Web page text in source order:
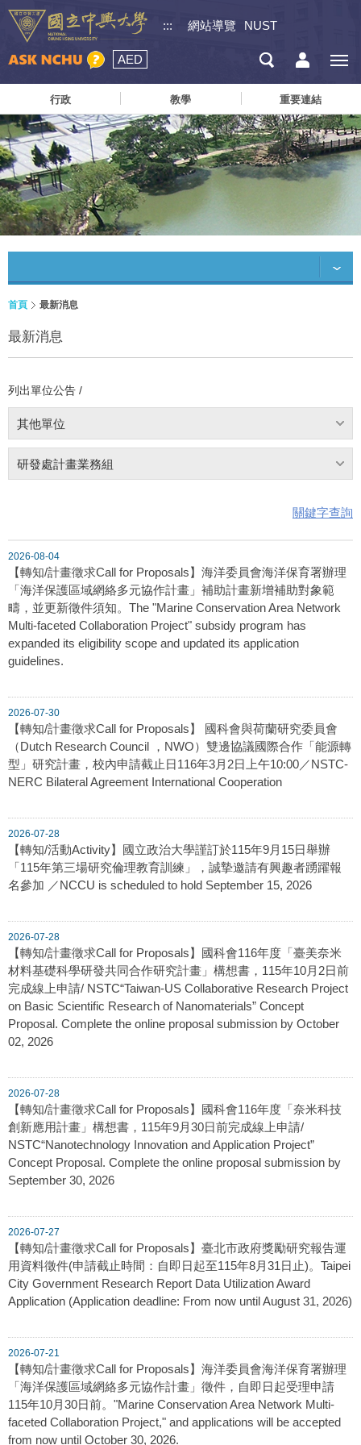
::: 網站導覽 NUST
AED
行政 教學 重要連結
首頁 最新消息
最新消息
列出單位公告 /
其他單位
研發處計畫業務組
關鍵字查詢
2026-08-04
【轉知/計畫徵求Call for Proposals】海洋委員會海洋保育署辦理
「海洋保護區域網絡多元協作計畫」補助計畫新增補助對象範
疇，並更新徵件須知。The "Marine Conservation Area Network
Multi-faceted Collaboration Project" subsidy program has
expanded its eligibility scope and updated its application
guidelines.
2026-07-30
【轉知/計畫徵求Call for Proposals】 國科會與荷蘭研究委員會
（Dutch Research Council ，NWO）雙邊協議國際合作「能源轉
型」研究計畫，校內申請截止日116年3月2日上午10:00／NSTC-
NERC Bilateral Agreement International Cooperation
2026-07-28
【轉知/活動Activity】國立政治大學謹訂於115年9月15日舉辦
「115年第三場研究倫理教育訓練」，誠摯邀請有興趣者踴躍報
名參加 ／NCCU is scheduled to hold September 15, 2026
2026-07-28
【轉知/計畫徵求Call for Proposals】國科會116年度「臺美奈米
材料基礎科學研發共同合作研究計畫」構想書，115年10月2日前
完成線上申請/ NSTC“Taiwan-US Collaborative Research Project
on Basic Scientific Research of Nanomaterials” Concept
Proposal. Complete the online proposal submission by October
02, 2026
2026-07-28
【轉知/計畫徵求Call for Proposals】國科會116年度「奈米科技
創新應用計畫」構想書，115年9月30日前完成線上申請/
NSTC“Nanotechnology Innovation and Application Project”
Concept Proposal. Complete the online proposal submission by
September 30, 2026
2026-07-27
【轉知/計畫徵求Call for Proposals】臺北市政府獎勵研究報告運
用資料徵件(申請截止時間：自即日起至115年8月31日止)。Taipei
City Government Research Report Data Utilization Award
Application (Application deadline: From now until August 31, 2026)
2026-07-21
【轉知/計畫徵求Call for Proposals】海洋委員會海洋保育署辦理
「海洋保護區域網絡多元協作計畫」徵件，自即日起受理申請
115年10月30日前。"Marine Conservation Area Network Multi-
faceted Collaboration Project," and applications will be accepted
from now until October 30, 2026.